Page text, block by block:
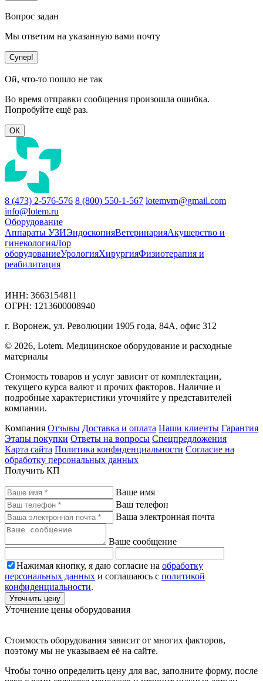
Вопрос задан
Мы ответим на указанную вами почту
Супер!
Ой, что-то пошло не так
Во время отправки сообщения произошла ошибка.
Попробуйте ещё раз.
ОК
8 (473) 2-576-576 8 (800) 550-1-567 lotemvrn@gmail.com
info@lotem.ru
Оборудование
Аппараты УЗИЭндоскопияВетеринарияАкушерство и
гинекологияЛор
оборудованиеУрологияХирургияФизиотерапия и
реабилитация
ИНН: 3663154811
ОГРН: 1213600008940
г. Воронеж, ул. Революции 1905 года, 84А, офис 312
© 2026, Lotem. Медицинское оборудование и расходные
материалы
Стоимость товаров и услуг зависит от комплектации,
текущего курса валют и прочих факторов. Наличие и
подробные характеристики уточняйте у представителей
компании.
Компания Отзывы Доставка и оплата Наши клиенты Гарантия
Этапы покупки Ответы на вопросы Спецпредложения
Карта сайта Политика конфиденциальности Согласие на
обработку персональных данных
Получить КП
Ваше имя
Ваш телефон
Ваша электронная почта
Ваше сообщение
Нажимая кнопку, я даю согласие на обработку
персональных данных и соглашаюсь с политикой
конфиденциальности.
Уточнить цену
Уточнение цены оборудования
Стоимость оборудования зависит от многих факторов,
поэтому мы не указываем её на сайте.
Чтобы точно определить цену для вас, заполните форму, после